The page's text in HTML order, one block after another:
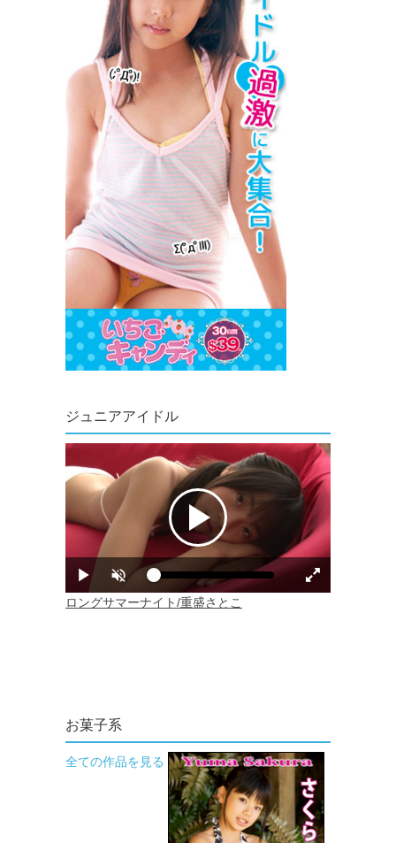
ジュニアアイドル
お菓子系
全ての作品を見る